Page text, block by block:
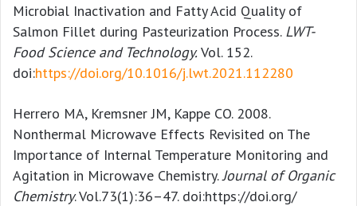
Microbial Inactivation and Fatty Acid Quality of
Salmon Fillet during Pasteurization Process. LWT-
Food Science and Technology.Vol. 152.
doi:https://doi.org/10.1016/j.lwt.2021.112280
Herrero MA, Kremsner JM, Kappe CO. 2008.
Nonthermal Microwave Effects Revisited on The
Importance of Internal Temperature Monitoring and
Agitation in Microwave Chemistry.Journal of Organic
Chemistry. Vol.73(1):36–47. doi:https://doi.org/